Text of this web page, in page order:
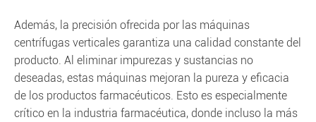
Además, la precisión ofrecida por las máquinas
centrífugas verticales garantiza una calidad constante del
producto. Al eliminar impurezas y sustancias no
deseadas, estas máquinas mejoran la pureza y eficacia
de los productos farmacéuticos. Esto es especialmente
crítico en la industria farmacéutica, donde incluso la más